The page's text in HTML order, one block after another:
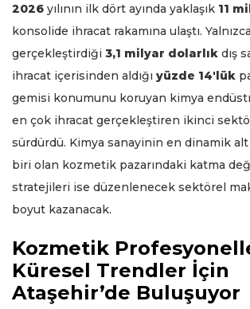
2026 yılının ilk dört ayında yaklaşık 11
konsolide ihracat rakamına ulaştı.
gerçekleştirdiği 3,1 milyar dolarlık dış
ihracat içerisinden aldığı yüzde 14'lük
gemisi konumunu koruyan kimya
en çok ihracat gerçekleştiren ikinci
sürdürdü. Kimya sanayinin en dinamik alt
biri olan kozmetik pazarındaki katma
stratejileri ise düzenlenecek sektörel
boyut kazanacak.
Kozmetik
Küresel Trendler İçin
Ataşehir’de Buluşuyor